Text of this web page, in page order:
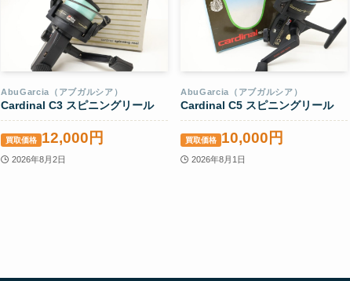
AbuGarcia（アブガルシア）
Cardinal C3 スピニングリール
買取価格 12,000円
2026年8月2日
AbuGarcia（アブガルシア）
Cardinal C5 スピニングリール
買取価格 10,000円
2026年8月1日